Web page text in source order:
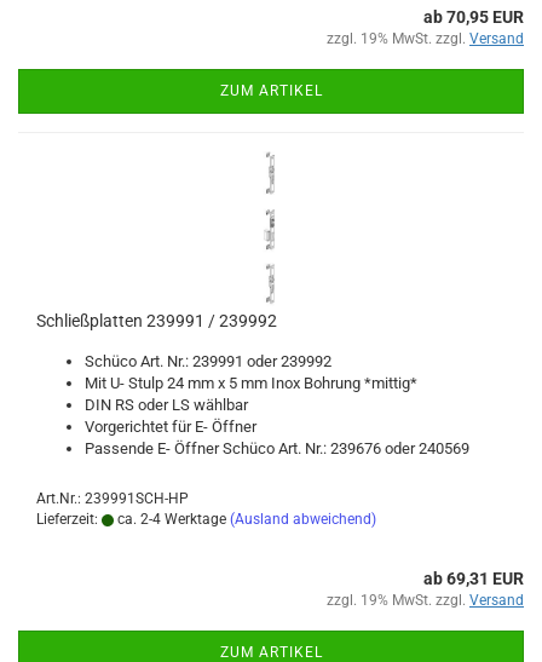
ab 70,95 EUR
zzgl. 19% MwSt. zzgl. Versand
ZUM ARTIKEL
Schließ­plat­ten 239991 / 239992
Schü­co Art. Nr.: 239991 oder 239992
Mit U- Stulp 24 mm x 5 mm Inox Boh­rung *mit­tig*
DIN RS oder LS wähl­bar
Vor­ge­rich­tet für E- Öff­ner
Pas­sen­de E- Öff­ner Schü­co Art. Nr.: 239676 oder 240569
Art.Nr.: 239991SCH-HP
Lieferzeit:
ca. 2-4 Werktage (Ausland abweichend)
ab 69,31 EUR
zzgl. 19% MwSt. zzgl. Versand
ZUM ARTIKEL